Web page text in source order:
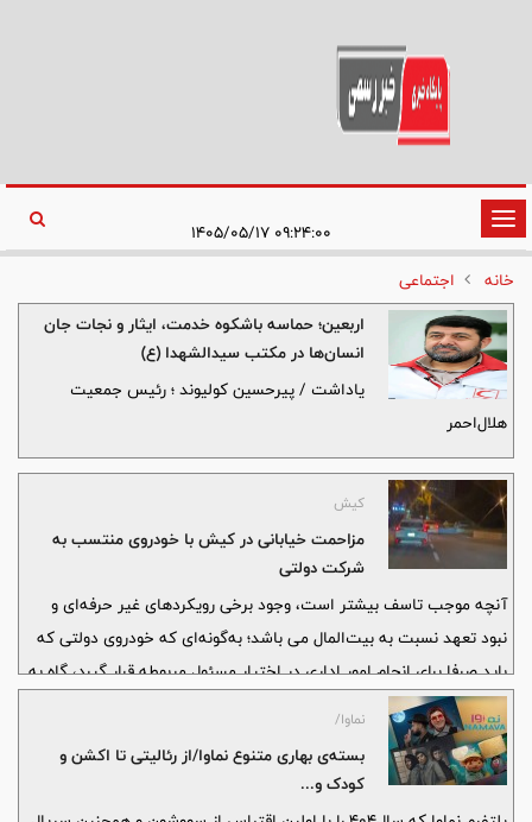
تغییر
وضعیت
ناوبری
خانه
اجتماعی
اربعین؛ حماسه باشکوه خدمت، ایثار و نجات جان
انسان‌ها در مکتب سیدالشهدا (ع)
یاداشت / پیرحسین کولیوند ؛ رئیس جمعیت
هلال‌احمر
کیش
مزاحمت خیابانی در کیش با خودروی منتسب به
شرکت دولتی
آنچه موجب تاسف بیشتر است، وجود برخی رویکردهای غیر حرفه‌ای و
نبود تعهد نسبت به بیت‌المال می باشد؛ به‌گونه‌ای که خودروی دولتی که
باید صرفا برای انجام امور اداری در اختیار مسئول مربوطه قرار گیرد، گاه به‌
راحتی در اختیار افراد غیرمسئول قرار می‌گیرد و بیشتر مواقع همین مسئله
بستر وقوع رفتارهای خارج از عرف و هنجار را در سطح جزیره فراهم می‌کند.
نماوا/
بسته‌ی بهاری متنوع نماوا/از رئالیتی تا اکشن و
کودک و...